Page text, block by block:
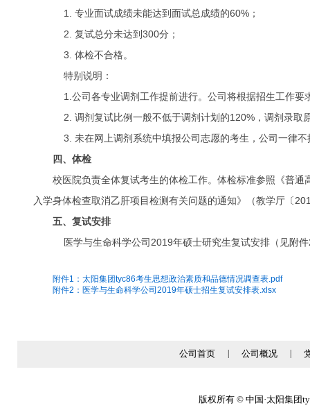
1. 专业面试成绩未能达到面试总成绩的60%；
2. 复试总分未达到300分；
3. 体检不合格。
特别说明：
1.公司各专业调剂工作提前进行。公司将根据招生工作要
2. 调剂复试比例一般不低于调剂计划的120%，调剂录取
3. 未在网上调剂系统中填报公司志愿的考生，公司一律不
四、体检
校医院负责全体复试考生的体检工作。体检标准参照《普
入学身体检查取消乙肝项目检测有关问题的通知》（教学厅〔
五、复试安排
医学与生命科学公司2019年硕士研究生复试安排（见附件
附件1：太阳集团tyc86考生思想政治素质和品德情况调查表.pdf
附件2：医学与生命科学公司2019年硕士招生复试安排表.xlsx
公司首页 公司概况
版权所有 © 中国·太阳集团